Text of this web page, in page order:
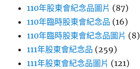
110年股東會紀念品圖片 (87)
110年臨時股東會紀念品 (16)
110年臨時股東會紀念品圖片 (8)
111年股東會紀念品 (259)
111年股東會紀念品圖片 (121)